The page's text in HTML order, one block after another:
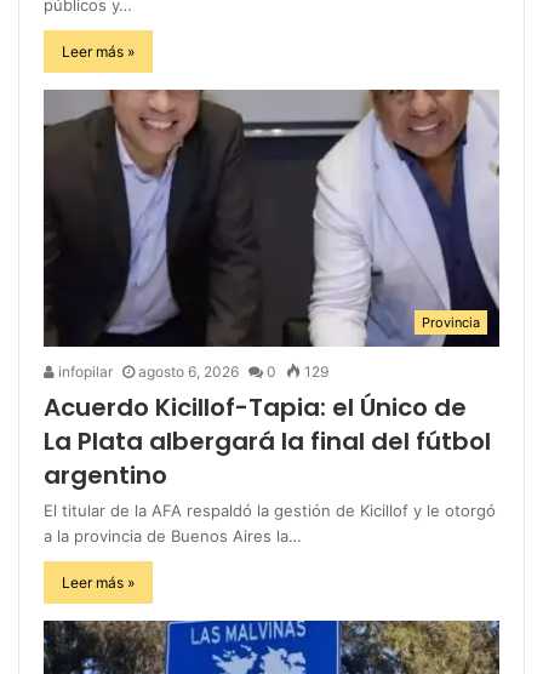
públicos y…
Leer más »
Provincia
infopilar agosto 6, 2026 0 129
Acuerdo Kicillof-Tapia: el Único de
La Plata albergará la final del fútbol
argentino
El titular de la AFA respaldó la gestión de Kicillof y le otorgó
a la provincia de Buenos Aires la…
Leer más »